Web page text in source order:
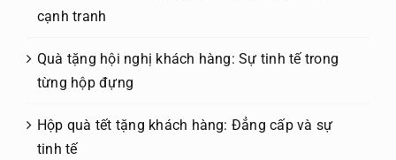
cạnh tranh
Quà tặng hội nghị khách hàng: Sự tinh tế trong
từng hộp đựng
Hộp quà tết tặng khách hàng: Đẳng cấp và sự
tinh tế